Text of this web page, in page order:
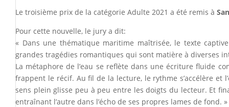
Le troisième prix de la catégorie Adulte 2021 a été remis à
Pour cette nouvelle, le jury a dit:
« Dans une thématique maritime maîtrisée, le texte
grandes tragédies romantiques qui sont matière à diverses
La métaphore de l’eau se reflète dans une écriture fluide
frappent le récif. Au fil de la lecture, le rythme s’accélère
sens plein glisse peu à peu entre les doigts du lecteur. Et
entraînant l’autre dans l’écho de ses propres lames de fond. »